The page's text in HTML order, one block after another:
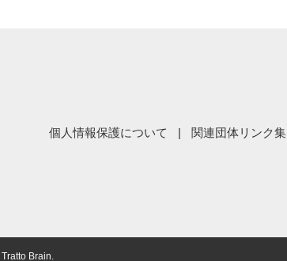
個人情報保護について 関連団体リンク集
Tratto Brain.